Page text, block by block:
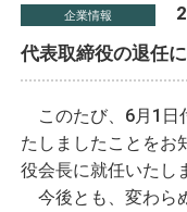
企業情報
代表取締役の退任
このたび、6月1日
たしましたことをお
役会長に就任いたし
今後とも、変わら